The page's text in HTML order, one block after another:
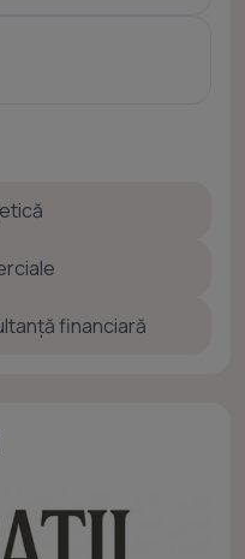
financiară